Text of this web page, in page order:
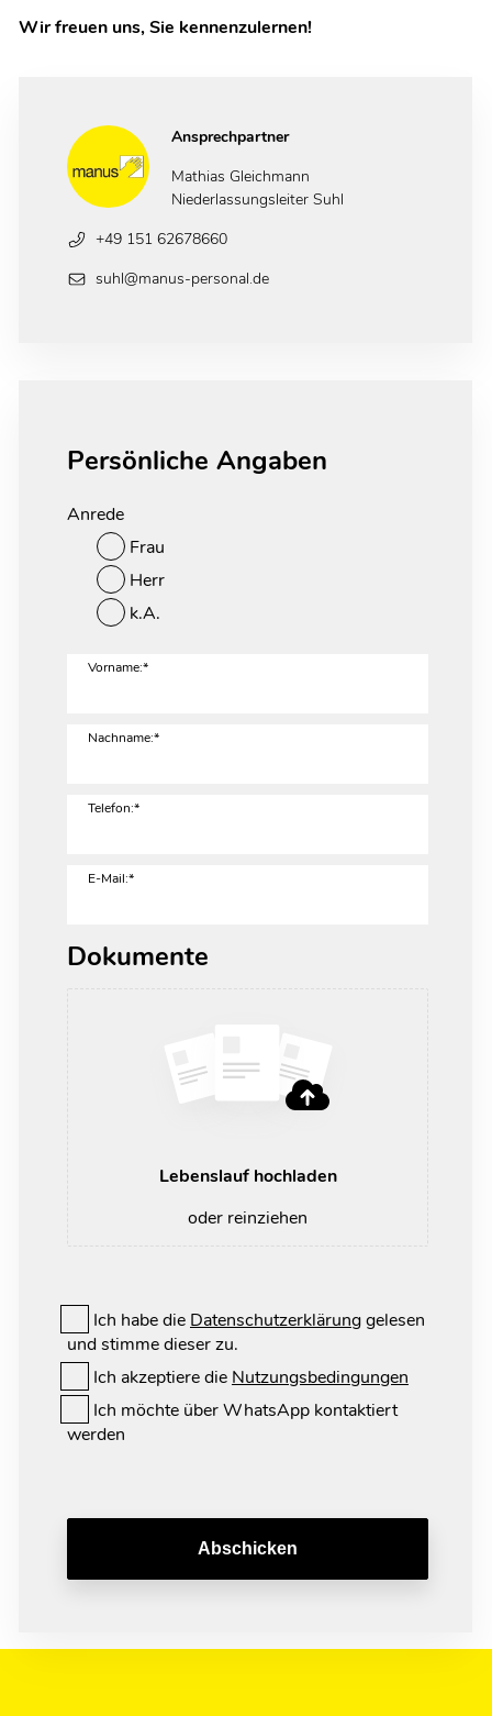
Ansprechpartner
Mathias Gleichmann
Niederlassungsleiter Suhl
+49 151 62678660
suhl@manus-personal.de
Persönliche Angaben
Anrede
Frau
Herr
k.A.
Vorname:*
Nachname:*
Telefon:*
E-Mail:*
Dokumente
Lebenslauf hochladen
oder reinziehen
Ich habe die Datenschutzerklärunggelesen
und stimme dieser zu.
Ich akzeptiere die Nutzungsbedingungen
Ich möchte über WhatsApp kontaktiert
werden
Abschicken
Wir freuen uns, Sie kennenzulernen!